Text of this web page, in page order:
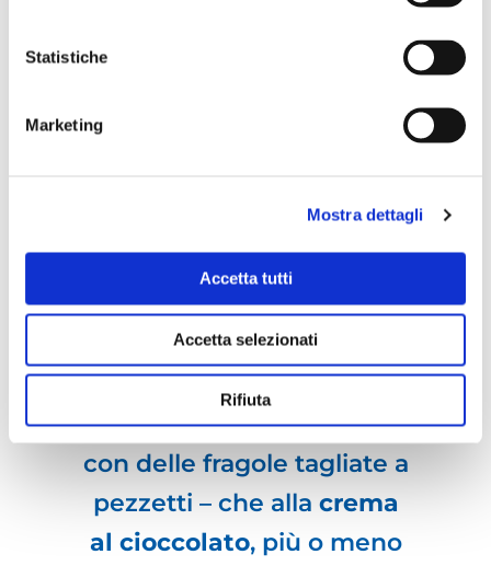
Statistiche
Marketing
Mostra dettagli
Accetta tutti
Accetta selezionati
Rifiuta
pancake
estate
andranno bene anche due
palline di gelato. Tra le
creme, ad esempio, via
libera sia allaclassica
crema pasticcera– magari
con delle fragole tagliate a
pezzetti – che alla crema
al cioccolato, più o meno